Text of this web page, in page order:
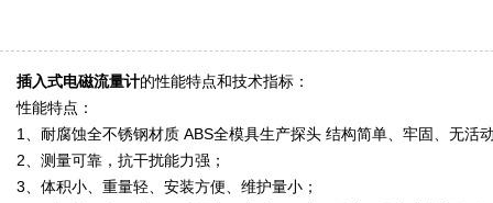
插入式电磁流量计的性能特点和技术指标：
性能特点：
1、耐腐蚀全不锈钢材质 ABS全模具生产探头 结构简单、牢固、无活
2、测量可靠，抗干扰能力强；
3、体积小、重量轻、安装方便、维护量小；